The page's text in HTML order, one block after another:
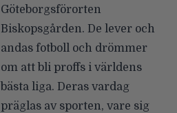
Göteborgsförorten
Biskopsgården. De lever och
andas fotboll och drömmer
om att bli proffs i världens
bästa liga. Deras vardag
präglas av sporten, vare sig